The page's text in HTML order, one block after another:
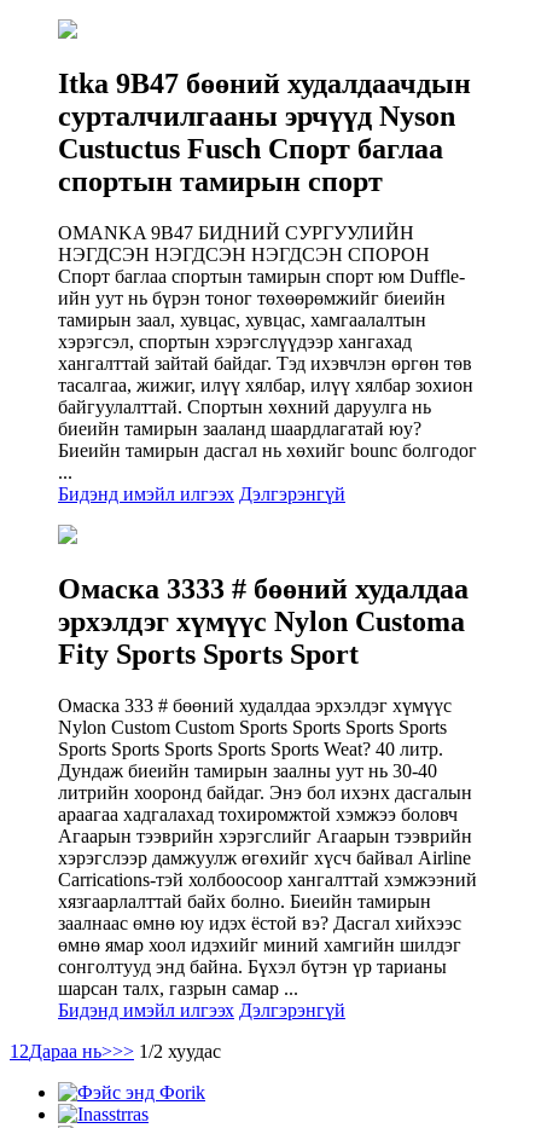
Itka 9B47 бөөний худалдаачдын
сурталчилгааны эрчүүд Nyson
Custuctus Fusch Спорт баглаа
спортын тамирын спорт
OMANKA 9B47 БИДНИЙ СУРГУУЛИЙН
НЭГДСЭН НЭГДСЭН НЭГДСЭН СПОРОН
Спорт баглаа спортын тамирын спорт юм Duffle-
ийн уут нь бүрэн тоног төхөөрөмжийг биеийн
тамирын заал, хувцас, хувцас, хамгаалалтын
хэрэгсэл, спортын хэрэгслүүдээр хангахад
хангалттай зайтай байдаг. Тэд ихэвчлэн өргөн төв
тасалгаа, жижиг, илүү хялбар, илүү хялбар зохион
байгуулалттай. Спортын хөхний даруулга нь
биеийн тамирын зааланд шаардлагатай юу?
Биеийн тамирын дасгал нь хөхийг bounc болгодог
...
Бидэнд имэйл илгээх Дэлгэрэнгүй
Омаска 3333 # бөөний худалдаа
эрхэлдэг хүмүүс Nylon Customa
Fity Sports Sports Sport
Омаска 333 # бөөний худалдаа эрхэлдэг хүмүүс
Nylon Custom Custom Sports Sports Sports Sports
Sports Sports Sports Sports Sports Weat? 40 литр.
Дундаж биеийн тамирын заалны уут нь 30-40
литрийн хооронд байдаг. Энэ бол ихэнх дасгалын
араагаа хадгалахад тохиромжтой хэмжээ боловч
Агаарын тээврийн хэрэгслийг Агаарын тээврийн
хэрэгслээр дамжуулж өгөхийг хүсч байвал Airline
Carrications-тэй холбоосоор хангалттай хэмжээний
хязгаарлалттай байх болно. Биеийн тамирын
заалнаас өмнө юу идэх ёстой вэ? Дасгал хийхээс
өмнө ямар хоол идэхийг миний хамгийн шилдэг
сонголтууд энд байна. Бүхэл бүтэн үр тарианы
шарсан талх, газрын самар ...
Бидэнд имэйл илгээх Дэлгэрэнгүй
1 2Дараа нь>>> 1/2 хуудас